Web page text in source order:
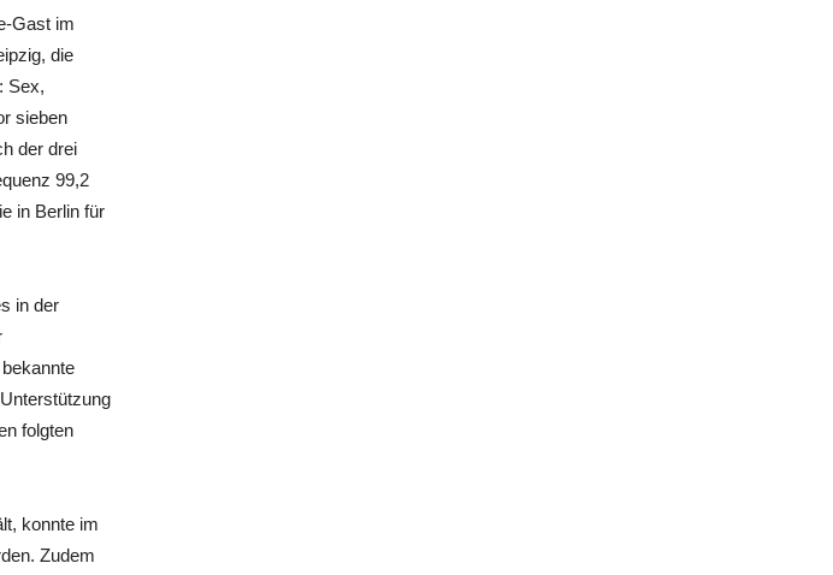
Gast im
die
Sex,
sieben
der drei
99,2
in Berlin für
in der
folgten
konnte im
Zudem